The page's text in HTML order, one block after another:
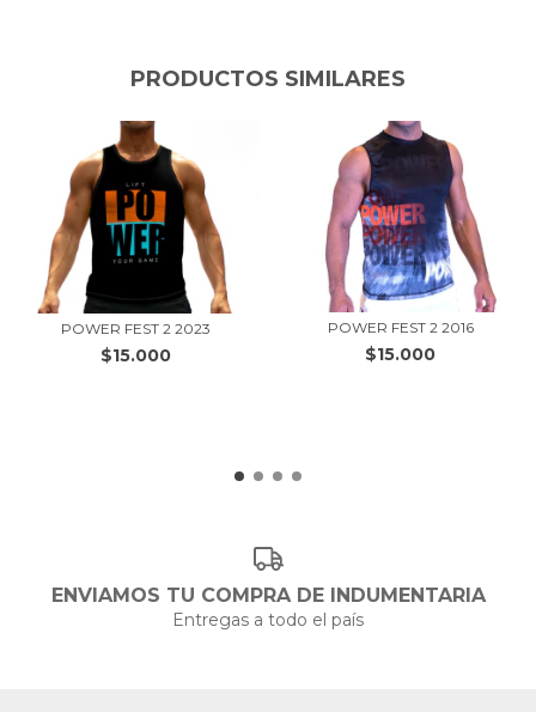
PRODUCTOS SIMILARES
POWER FEST 2 2023
$15.000
POWER FEST 2 2016
$15.000
ENVIAMOS TU COMPRA DE INDUMENTARIA
Entregas a todo el país